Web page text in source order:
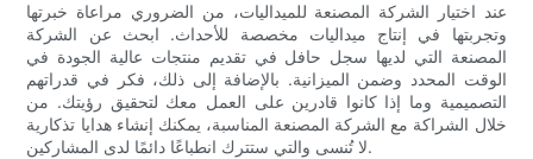
عند اختيار الشركة المصنعة للميداليات، من الضروري مراعاة خبرتها
وتجربتها في إنتاج ميداليات مخصصة للأحداث. ابحث عن الشركة
المصنعة التي لديها سجل حافل في تقديم منتجات عالية الجودة في
الوقت المحدد وضمن الميزانية. بالإضافة إلى ذلك، فكر في قدراتهم
التصميمية وما إذا كانوا قادرين على العمل معك لتحقيق رؤيتك. من
خلال الشراكة مع الشركة المصنعة المناسبة، يمكنك إنشاء هدايا تذكارية
لا تُنسى والتي ستترك انطباعًا دائمًا لدى المشاركين.